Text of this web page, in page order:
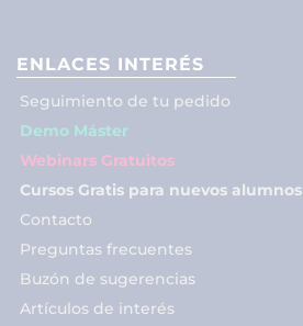
ENLACES INTERÉS
Seguimiento de tu pedido
Demo Máster
Webinars Gratuitos
Cursos Gratis para nuevos alumnos
Contacto
Preguntas frecuentes
Buzón de sugerencias
Artículos de interés